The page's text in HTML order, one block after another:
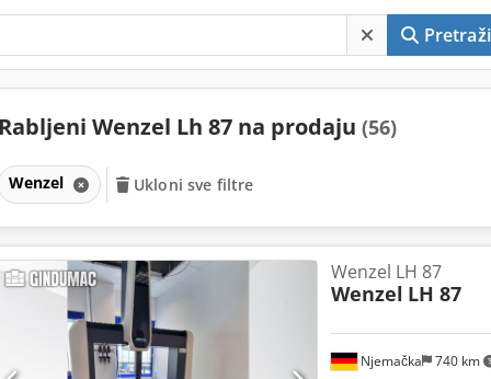
Pretraži
Wenzel Lh 87 na prodaju (56)
Wenzel Ukloni sve filtre
Njemačka 740 km
Wenzel LH 87
Wenzel LH 87